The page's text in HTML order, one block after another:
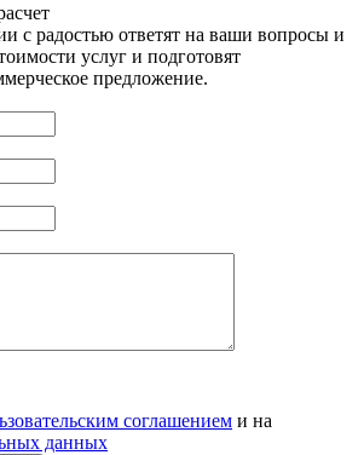
с радостью ответят на ваши вопросы и
услуг и подготовят
предложение.
соглашением и на
данных